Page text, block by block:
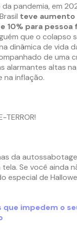
pandemia, em
teve aumento
10% para pessoa
que o colapso
dinâmica de vida
de uma
alarmantes altas
na inflação.
TERROR!
da
Se você ainda
especial de
que impedem o